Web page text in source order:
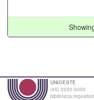
UNIOESTE
(45) 3220-3000